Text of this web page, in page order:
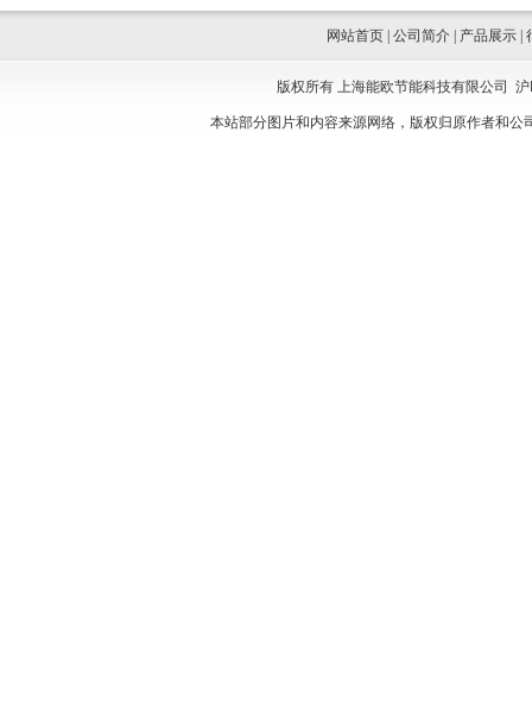
网站首页 公司简介 产品展示
版权所有 上海能欧节能科技有限公司
本站部分图片和内容来源网络，版权归原作者和